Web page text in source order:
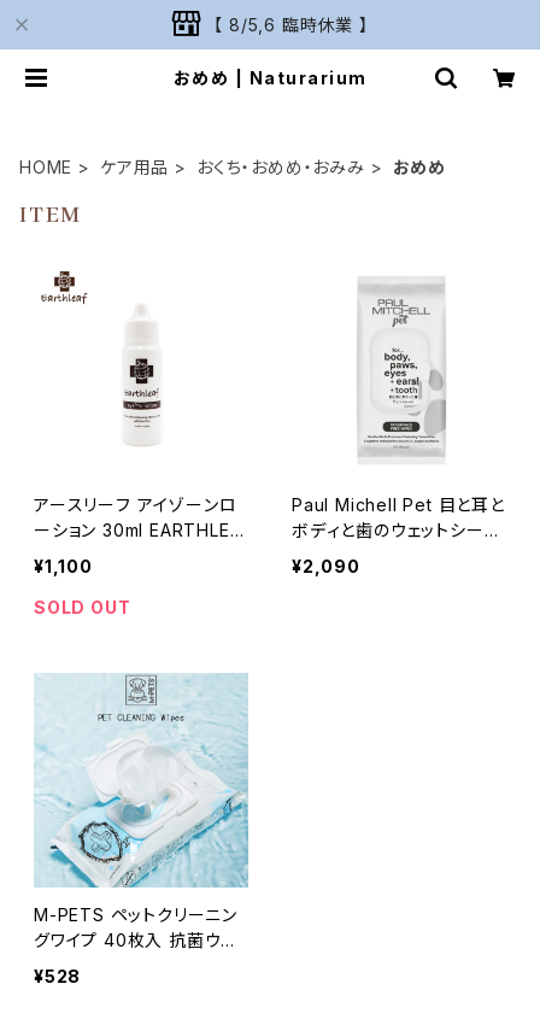
【 8/5,6 臨時休業 】
おめめ | Naturarium
HOME ケア用品 おくち・おめめ・おみみ おめめ
ITEM
アースリーフ アイゾーンロ
ーション 30ml EARTHLEA
F
¥1,100
SOLD OUT
Paul Michell Pet 目と耳と
ボディと歯のウェットシート
60枚入り 無臭タイプ オー
ルインワン ポールミッチェル
¥2,090
M-PETS ペットクリーニン
グワイプ 40枚入 抗菌ウェ
ットティッシュ 防災 犬猫 エ
¥528